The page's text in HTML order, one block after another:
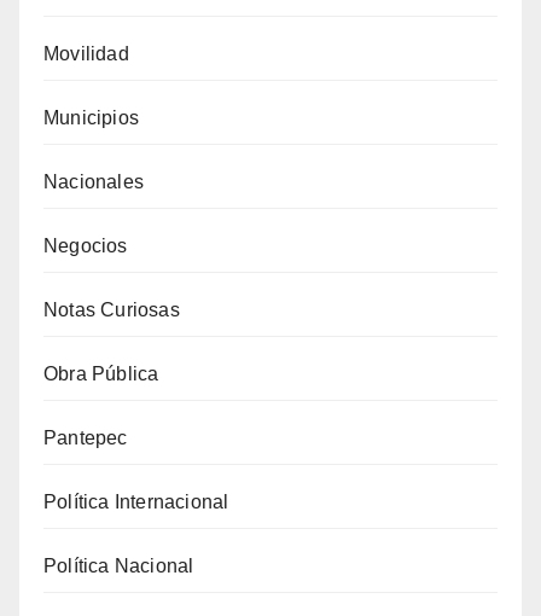
Movilidad
Municipios
Nacionales
Negocios
Notas Curiosas
Obra Pública
Pantepec
Política Internacional
Política Nacional